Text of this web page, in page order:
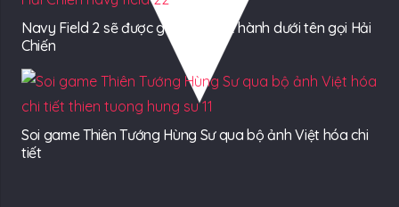
Navy Field 2 sẽ được goPlay phát hành dưới tên gọi Hải
Chiến
Soi game Thiên Tướng Hùng Sư qua bộ ảnh Việt hóa chi
tiết